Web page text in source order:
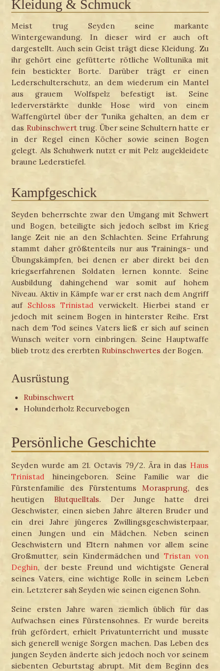
Kleidung & Schmuck
Meist trug Seyden seine markante
Wintergewandung. In dieser wird er auch oft
dargestellt. Auch sein Geist trägt diese Kleidung. Zu
ihr gehört eine gefütterte rötliche Wolltunika mit
fein bestickter Borte. Darüber trägt er einen
Lederschulterschutz, an dem wiederum ein Mantel
aus grauem Wolfspelz befestigt ist. Seine
lederverstärkte dunkle Hose wird von einem
Waffengürtel über der Tunika gehalten, an dem er
das Rubinschwerttrug. Über seine Schultern hatte er
in der Regel einen Köcher sowie seinen Bogen
gelegt. Als Schuhwerk nutzt er mit Pelz augekleidete
braune Lederstiefel.
Kampfgeschick
Seyden beherrschte zwar den Umgang mit Schwert
und Bogen, beteiligte sich jedoch selbst im Krieg
lange Zeit nie an den Schlachten. Seine Erfahrung
stammt daher größtenteils nur aus Trainings- und
Übungskämpfen, bei denen er aber direkt bei den
kriegserfahrenen Soldaten lernen konnte. Seine
Ausbildung dahingehend war somit auf hohem
Niveau. Aktiv in Kämpfe war er erst nach dem Angriff
auf Schloss Trinistad verwickelt. Hierbei stand er
jedoch mit seinem Bogen in hinterster Reihe. Erst
nach dem Tod seines Vaters ließ er sich auf seinen
Wunsch weiter vorn einbringen. Seine Hauptwaffe
blieb trotz des ererbten Rubinschwertes der Bogen.
Ausrüstung
Rubinschwert
Holunderholz Recurvebogen
Persönliche Geschichte
Seyden wurde am 21. Octavis 79/2. Ära in das Haus
Trinistad hineingeboren. Seine Familie war die
Fürstenfamilie des Fürstentums Morasprung, des
heutigen Blutquelltals. Der Junge hatte drei
Geschwister, einen sieben Jahre älteren Bruder und
ein drei Jahre jüngeres Zwillingsgeschwisterpaar,
einen Jungen und ein Mädchen. Neben seinen
Geschwistern und Eltern nahmen vor allem seine
Großmutter, sein Kindermädchen und Tristan von
Deghin, der beste Freund und wichtigste General
seines Vaters, eine wichtige Rolle in seinem Leben
ein. Letzterer sah Seyden wie seinen eigenen Sohn.
Seine ersten Jahre waren ziemlich üblich für das
Aufwachsen eines Fürstensohnes. Er wurde bereits
früh gefördert, erhielt Privatunterricht und musste
sich generell wenige Sorgen machen. Das Leben des
jungen Seyden änderte sich jedoch noch vor seinem
siebenten Geburtstag abrupt. Mit dem Beginn des